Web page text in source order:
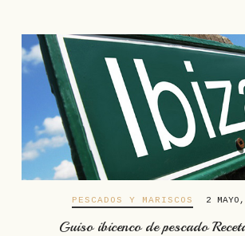
PESCADOS Y MARISCOS 2
Guiso ibicenco de pescado